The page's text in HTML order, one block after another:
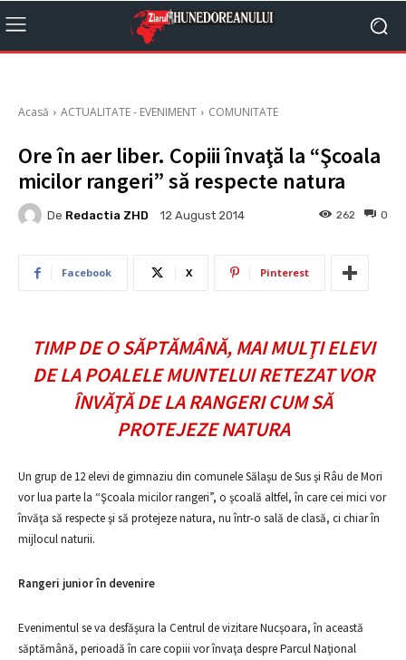
Acasă ACTUALITATE - EVENIMENT COMUNITATE
Ore în aer liber. Copiii învaţă la “Şcoala
micilor rangeri” să respecte natura
De Redactia ZHD 12 August 2014 0
262
Facebook X Pinterest
TIMP DE O SĂPTĂMÂNĂ, MAI MULŢI ELEVI
DE LA POALELE MUNTELUI RETEZAT VOR
ÎNVĂŢĂ DE LA RANGERI CUM SĂ
PROTEJEZE NATURA
Un grup de 12 elevi de gimnaziu din comunele Sălaşu de Sus şi Râu de Mori
vor lua parte la “Şcoala micilor rangeri”, o şcoală altfel, în care cei mici vor
învăţa să respecte şi să protejeze natura, nu într-o sală de clasă, ci chiar în
mijlocul naturii.
Rangeri junior în devenire
Evenimentul se va desfăşura la Centrul de vizitare Nucşoara, în această
săptămână, perioadă în care copiii vor învaţa despre Parcul Naţional